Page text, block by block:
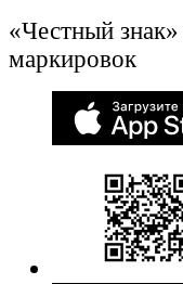
«Честный
маркировок